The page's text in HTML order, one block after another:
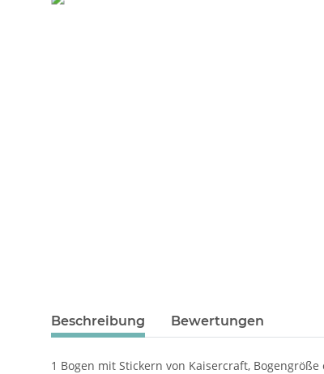
Beschreibung Bewertungen
1 Bogen mit Stickern von Kaisercraft, Bogengröße